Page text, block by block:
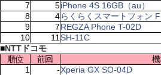
7
5iPhone 4S 16GB（au）
8
4らくらくスマートフォン
9
7REGZA Phone T-02D
10
11 SH-11C
■NTTドコモ
順位
前回
1
-Xperia GX SO-04D